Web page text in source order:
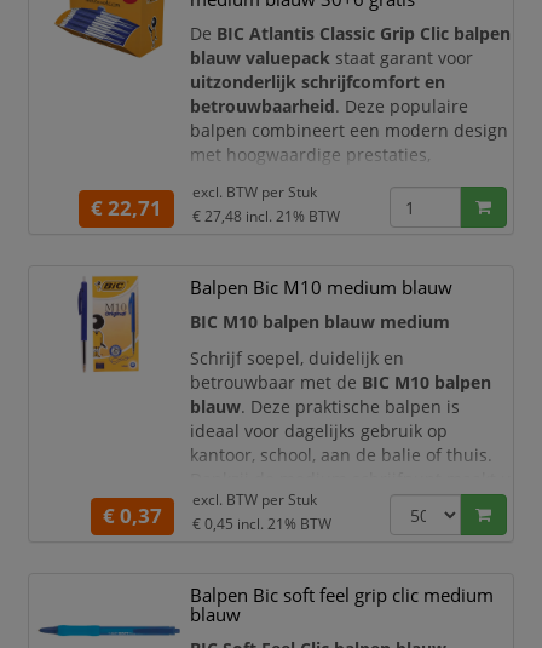
uitstraling. De BIC M10 staat be
De BIC Atlantis Classic Grip Clic balpen
blauw valuepack staat garant voor
uitzonderlijk schrijfcomfort en
betrouwbaarheid. Deze populaire
balpen combineert een modern design
met hoogwaardige prestaties,
gebruik op kantoor, school of thuis.
grip, wat zorgt voor optimale controle
en comfort tijdens het schrijven.
Dankzij deultra vloeibare inkt
€ 22,71
excl. BTW per Stuk
€ 27,48 incl. 21% BTW
Balpen Bic M10 medium blauw
BIC M10 balpen blauw medium
Schrijf soepel, duidelijk en
betrouwbaar met de BIC M10 balpen
blauw. Deze praktische balpen is
ideaal voor dagelijks gebruik op
kantoor, school, aan de balie of thuis.
nette en goed leesbare notities,
formulieren, agenda-aantekeningen en
De blauwe inkt geeft uw schrijfwerk
een verzorgde en professionele
uitstraling. De BIC M10 is ontworpen v
€ 0,37
excl. BTW per Stuk
€ 0,45 incl. 21% BTW
Balpen Bic soft feel grip clic medium
blauw